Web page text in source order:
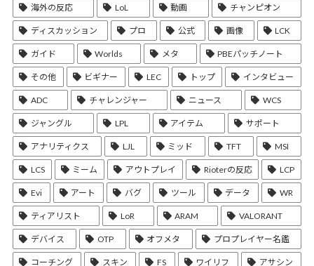
海外の反応 LoL 動画 チャンピオン
ディスカッション プロ 公式 画像 LCK
ガイド Worlds メタ PBEパッチノート
その他 ビギナー LEC トップ インタビュー
ADC チャレンジャー ニュース WCS
ジャングル LPL アイテム サポート
アナリティクス LJL ミッド TFT MSI
LCS ミーム アウトプレイ Rioterの反応 LCP
Evi アート バグ ツール データ WR
ティアリスト LoR ARAM VALORANT
デバイス OTP オフメタ プロプレイヤー名鑑
コーチング スキン FS ワイリフ アサシン